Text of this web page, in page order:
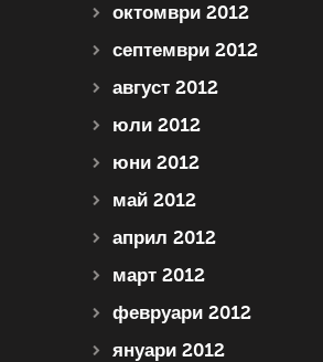
октомври 2012
септември 2012
август 2012
юли 2012
юни 2012
май 2012
април 2012
март 2012
февруари 2012
януари 2012